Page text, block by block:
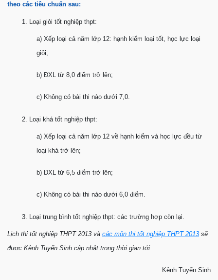
theo các tiêu chuẩn sau:
1. Loại giỏi tốt nghiệp thpt:
a) Xếp loại cả năm lớp 12: hạnh kiểm loại tốt, học lực loại
giỏi;
b) ĐXL từ 8,0 điểm trở lên;
c) Không có bài thi nào dưới 7,0.
2. Loại khá tốt nghiệp thpt:
a) Xếp loại cả năm lớp 12 về hạnh kiểm và học lực đều từ
loại khá trở lên;
b) ĐXL từ 6,5 điểm trở lên;
c) Không có bài thi nào dưới 6,0 điểm.
3. Loại trung bình tốt nghiệp thpt: các trường hợp còn lại.
Lịch thi tốt nghiệp THPT 2013 và các môn thi tốt nghiệp THPT 2013 sẽ
được Kênh Tuyển Sinh cập nhật trong thời gian tới
Kênh Tuyển Sinh